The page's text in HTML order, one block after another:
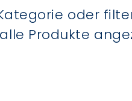
oder
Produkte